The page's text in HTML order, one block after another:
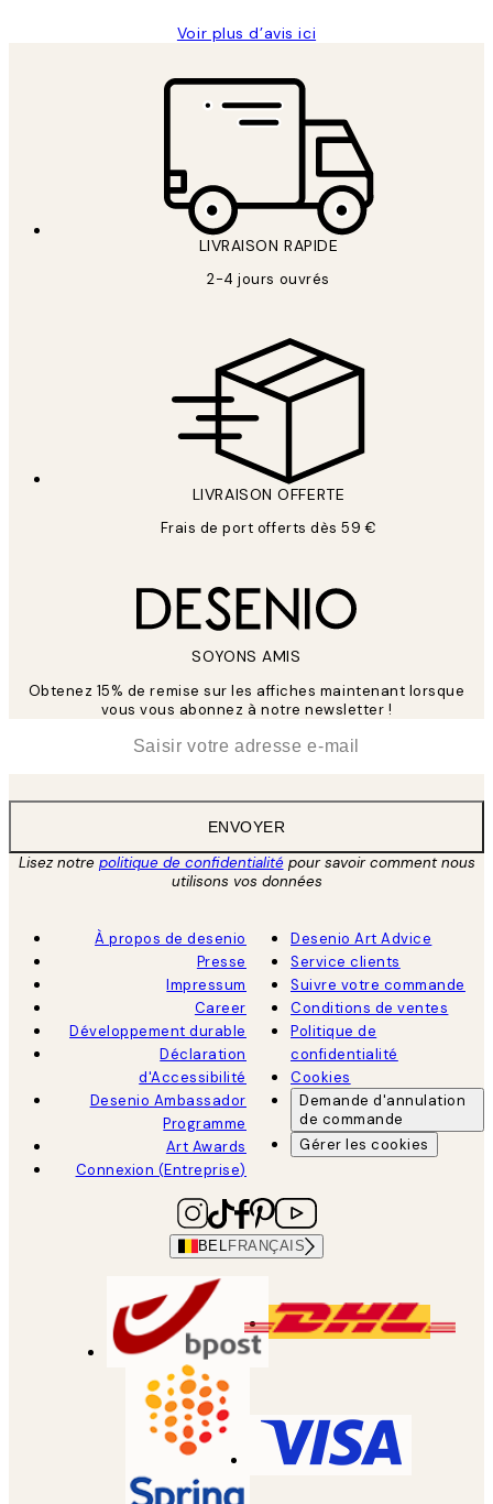
Voir plus d’avis ici
LIVRAISON RAPIDE
2-4 jours ouvrés
LIVRAISON OFFERTE
Frais de port offerts dès 59 €
SOYONS AMIS
Obtenez 15% de remise sur les affiches maintenant lorsque
vous vous abonnez à notre newsletter !
ENVOYER
Lisez notre politique de confidentialitépour savoir comment nous
utilisons vos données
À propos de desenio
Presse
Impressum
Career
Développement durable
Déclaration
d'Accessibilité
Desenio Ambassador
Programme
Art Awards
Connexion (Entreprise)
Desenio Art Advice
Service clients
Suivre votre commande
Conditions de ventes
Politique de
confidentialité
Cookies
Demande d'annulation
de commande
Gérer les cookies
BEL FRANÇAIS